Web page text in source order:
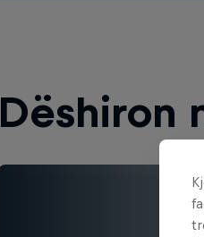
Dëshiron